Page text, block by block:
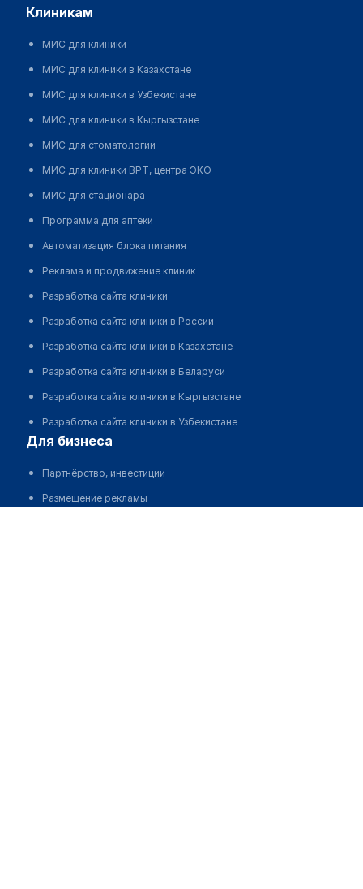
клиникам
МИС для клиники
МИС для клиники в Казахстане
МИС для клиники в Узбекистане
МИС для клиники в Кыргызстане
МИС для стоматологии
МИС для клиники ВРТ, центра ЭКО
МИС для стационара
Программа для аптеки
Автоматизация блока питания
Реклама и продвижение клиник
Разработка сайта клиники
Разработка сайта клиники в России
Разработка сайта клиники в Казахстане
Разработка сайта клиники в Беларуси
Разработка сайта клиники в Кыргызстане
Разработка сайта клиники в Узбекистане
для бизнеса
Партнёрство, инвестиции
Размещение рекламы